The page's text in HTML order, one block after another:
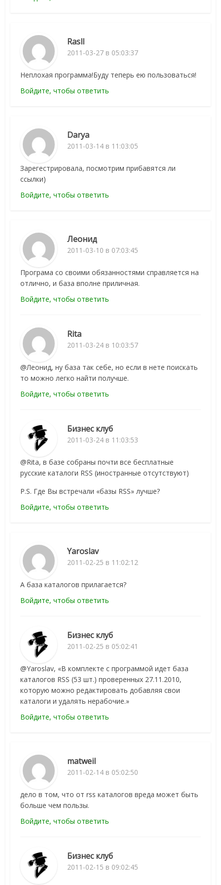
Rasll
2011-03-27 в 05:03:37
Неплохая программа!Буду теперь ею пользоваться!
Войдите, чтобы ответить
Darya
2011-03-14 в 11:03:05
Зарегестрировала, посмотрим прибавятся ли
ссылки)
Войдите, чтобы ответить
Леонид
2011-03-10 в 07:03:45
Програма со своими обязанностями справляется на
отлично, и база вполне приличная.
Войдите, чтобы ответить
Rita
2011-03-24 в 10:03:57
@Леонид, ну база так себе, но если в нете поискать
то можно легко найти получше.
Войдите, чтобы ответить
Бизнес клуб
2011-03-24 в 11:03:53
@Rita, в базе собраны почти все бесплатные
русские каталоги RSS (иностранные отсутствуют)
P.S. Где Вы встречали «базы RSS» лучше?
Войдите, чтобы ответить
Yaroslav
2011-02-25 в 11:02:12
А база каталогов прилагается?
Войдите, чтобы ответить
Бизнес клуб
2011-02-25 в 05:02:41
@Yaroslav, «В комплекте с программой идет база
каталогов RSS (53 шт.) проверенных 27.11.2010,
которую можно редактировать добавляя свои
каталоги и удалять нерабочие.»
Войдите, чтобы ответить
matweil
2011-02-14 в 05:02:50
дело в том, что от rss каталогов вреда может быть
больше чем пользы.
Войдите, чтобы ответить
Бизнес клуб
2011-02-15 в 09:02:45